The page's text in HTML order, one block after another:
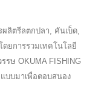
ผลิตรีลตกปลา, คันเบ็ด,
ยการรวมเทคโนโลยี
ษ OKUMA FISHING
บบมาเพื่อตอบสนอง